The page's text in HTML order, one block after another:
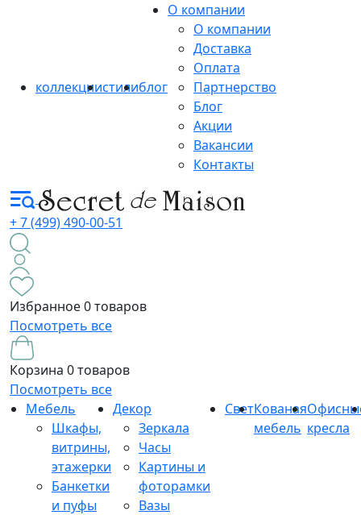
коллекциистилиблог
О компании
О компании
Доставка
Оплата
Партнерство
Блог
Акции
Вакансии
Контакты
+ 7 (499) 490-00-51
Избранное0 товаров
Посмотреть все
Корзина 0 товаров
Посмотреть все
Мебель
Шкафы,
витрины,
этажерки
Банкетки
и пуфы
Декор
Зеркала
Часы
Картины и
фоторамки
Вазы
СветКованая
мебель кресла